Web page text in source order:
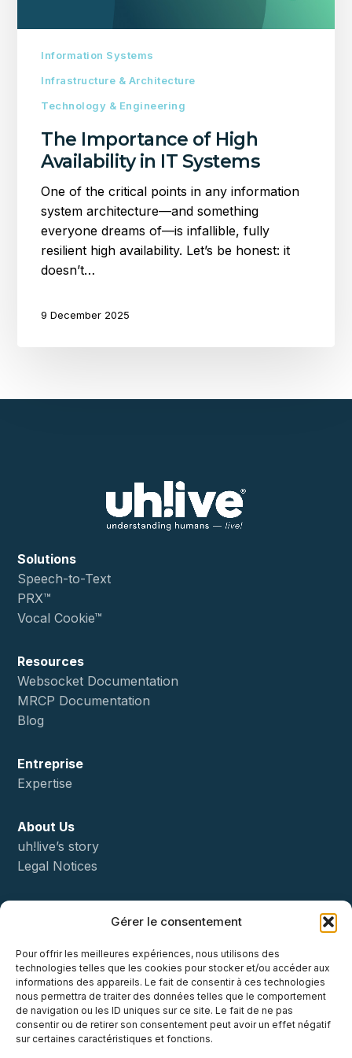
Gérer le consentement
Pour offrir les meilleures expériences, nous utilisons des
technologies telles que les cookies pour stocker et/ou accéder aux
informations des appareils. Le fait de consentir à ces technologies
nous permettra de traiter des données telles que le comportement
de navigation ou les ID uniques sur ce site. Le fait de ne pas
consentir ou de retirer son consentement peut avoir un effet négatif
sur certaines caractéristiques et fonctions.
Information Systems
Infrastructure & Architecture
Technology & Engineering
The Importance of High
Availability in IT Systems
One of the critical points in any information
system architecture—and something
everyone dreams of—is infallible, fully
resilient high availability. Let’s be honest: it
doesn’t…
9 December 2025
Solutions
Speech-to-Text
PRX™
Vocal Cookie™
Resources
Websocket Documentation
MRCP Documentation
Blog
Entreprise
Expertise
About Us
uh!live’s story
Legal Notices
Contact